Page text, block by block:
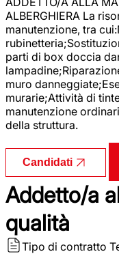
ALBERGHIERA La
manutenzione, tra
parti di box doccia
muro
murarie;Attività di
manutenzione
della struttura.
Candidati
Addetto/a
qualità
Tipo di contratto